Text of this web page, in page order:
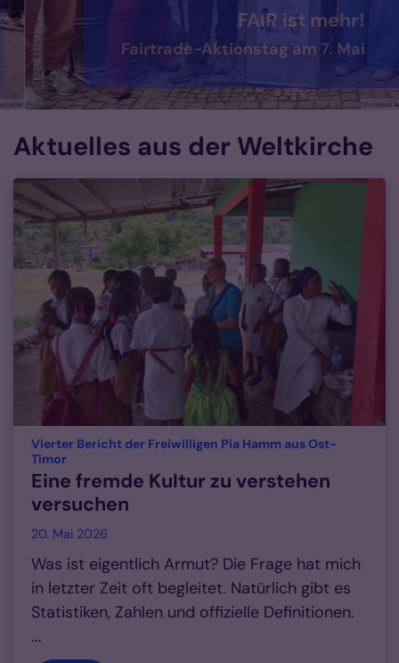
© missio Aachen
FAIR ist mehr!
Fairtrade-Aktionstag am 7. Mai
Aktuelles aus der Weltkirche
Vierter Bericht der Freiwilligen Pia Hamm aus Ost-
Timor:
Eine fremde Kultur zu verstehen
versuchen
20. Mai 2026
Was ist eigentlich Armut? Die Frage hat mich
in letzter Zeit oft begleitet. Natürlich gibt es
Statistiken, Zahlen und offizielle Definitionen.
...